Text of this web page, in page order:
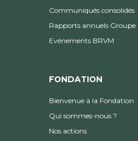
Communiqués consolidés
Rapports annuels Groupe
Evénements BRVM
FONDATION
Bienvenue à la Fondation
Qui sommes-nous ?
Nos actions